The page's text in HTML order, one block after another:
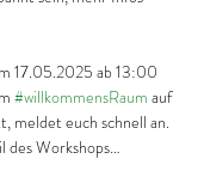
17.05.2025 ab 13:00
#willkommensRaum auf
meldet euch schnell an.
des Workshops…